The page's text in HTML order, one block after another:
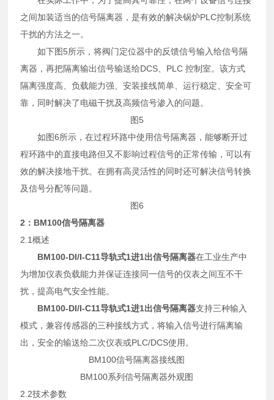
之间加装适当的信号隔离器，是有效的解决锅炉PLC控制系统
干扰的方法之一。
如下图5所示，将阀门定位器中的反馈信号输入给信号隔
离器，再把隔离输出信号输送给DCS、PLC 控制室。该方式
隔离强度高、负载能力强、安装接线简单、运行稳定、安全可
靠，同时解决了电磁干扰及高频信号渗入的问题。
图5
如图6所示，在过程环路中使用信号隔离器，能够断开过
程环路中的直接电路但又不影响过程信号的正常传输，可以有
效的解决接地干扰。在拥有高灵活性的同时还可解决信号转换
及信号分配等问题。
图6
2：BM100信号隔离器
2.1概述
BM100-DI/I-C11导轨式1进1出信号隔离器在工业生产中
为增加仪表负载能力并保证连接同一信号的仪表之间互不干
扰，提高电气安全性能。
BM100-DI/I-C11导轨式1进1出信号隔离器支持三种输入
模式，兼容传感器的三种接线方式，将输入信号进行隔离输
出，安全的输送给二次仪表或PLC/DCS使用。
BM100信号隔离器接线图
BM100系列信号隔离器外观图
2.2技术参数